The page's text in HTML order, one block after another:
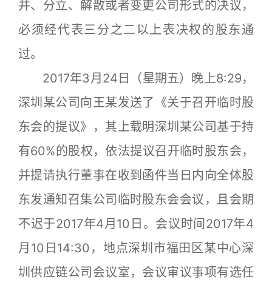
并、分立、解散或者变更公司形式的决议，
必须经代表三分之二以上表决权的股东通
过。
2017年3月24日（星期五）晚上8:29，
深圳某公司向王某发送了《关于召开临时股
东会的提议》，其上载明深圳某公司基于持
有60%的股权，依法提议召开临时股东会，
并提请执行董事在收到函件当日内向全体股
东发通知召集公司临时股东会会议，且会期
不迟于2017年4月10日。会议时间2017年4
月10日14:30，地点深圳市福田区某中心深
圳供应链公司会议室，会议审议事项有选任